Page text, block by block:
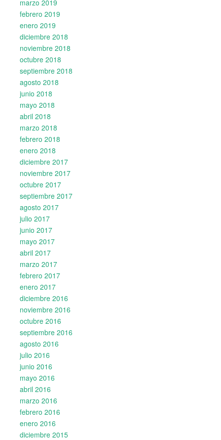
marzo 2019
febrero 2019
enero 2019
diciembre 2018
noviembre 2018
octubre 2018
septiembre 2018
agosto 2018
junio 2018
mayo 2018
abril 2018
marzo 2018
febrero 2018
enero 2018
diciembre 2017
noviembre 2017
octubre 2017
septiembre 2017
agosto 2017
julio 2017
junio 2017
mayo 2017
abril 2017
marzo 2017
febrero 2017
enero 2017
diciembre 2016
noviembre 2016
octubre 2016
septiembre 2016
agosto 2016
julio 2016
junio 2016
mayo 2016
abril 2016
marzo 2016
febrero 2016
enero 2016
diciembre 2015